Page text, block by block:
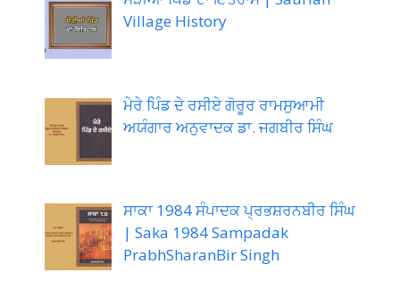
Village History
ਮੇਰੇ ਪਿੰਡ ਦੇ ਰਸੀਏ ਗੋਰੂਰ ਰਾਮਸੁਆਮੀ
ਅਯੰਗਾਰ ਅਨੁਵਾਦਕ ਡਾ. ਜਗਬੀਰ ਸਿੰਘ
ਸਾਕਾ 1984 ਸੰਪਾਦਕ ਪ੍ਰਭਸ਼ਰਨਬੀਰ ਸਿੰਘ
| Saka 1984 Sampadak
PrabhSharanBir Singh